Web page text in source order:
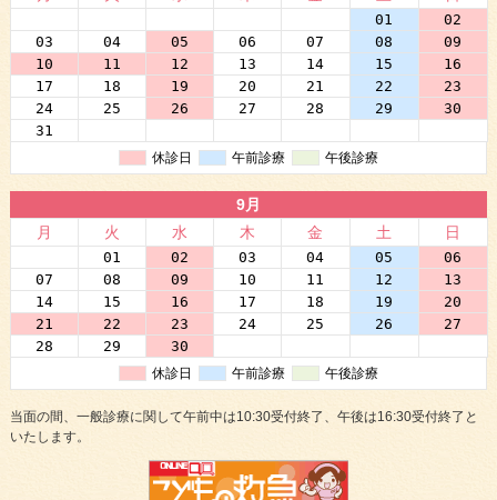
01
02
03
04 05 06 07 08
09
10
11 12 13 14 15
16
17
18 19 20 21 22
23
24
25 26 27 28 29
30
31
休診日 午前診療 午後診療
9月
月
火 水 木 金 土 日
01 02 03 04 05
06
07
08 09 10 11 12
13
14
15 16 17 18 19
20
21
22 23 24 25 26
27
28
29 30
休診日 午前診療 午後診療
当面の間、一般診療に関して午前中は10:30受付終了、午後は16:30受付終了と
いたします。